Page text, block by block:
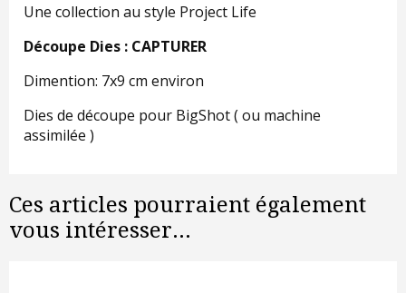
Une collection au style Project Life
Découpe Dies : CAPTURER
Dimention: 7x9 cm environ
Dies de découpe pour BigShot ( ou machine
assimilée )
Ces articles pourraient également
vous intéresser...